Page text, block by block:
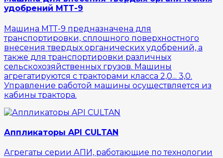
удобрений МТТ-9
Машина МТТ-9 предназначена для
транспортировки, сплошного поверхностного
внесения твердых органических удобрений, а
также для транспортировки различных
сельскохозяйственных грузов. Машины
агрегатируются с тракторами класса 2,0... 3,0.
Управление работой машины осуществляется из
кабины трактора.
Аппликаторы API CULTAN
Агрегаты серии АПИ, работающие по технологии